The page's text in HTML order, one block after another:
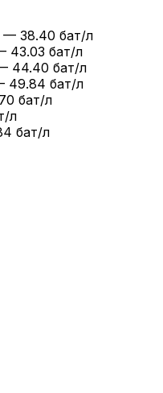
— 38.40 бат/л
43.03 бат/л
44.40 бат/л
49.84 бат/л
бат/л
л
бат/л